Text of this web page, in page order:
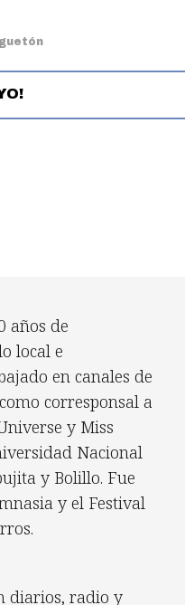
años de
local e
en canales de
corresponsal a
y Miss
Nacional
y Bolillo. Fue
y el Festival
diarios, radio y